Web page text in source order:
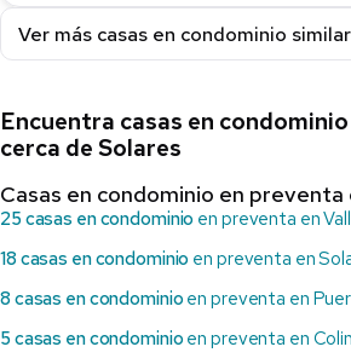
Ver más casas en condominio
Encuentra casas en
cerca de Solares
Casas en condominio en preventa
25 casas en condominio en preventa en
18 casas en condominio en preventa en
8 casas en condominio en preventa en
5 casas en condominio en preventa en